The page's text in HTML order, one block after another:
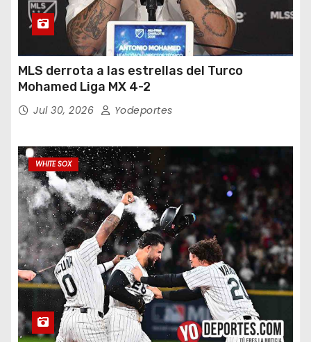
MLS derrota a las estrellas del Turco
Mohamed Liga MX 4-2
Jul 30, 2026 Yodeportes
WHITE SOX